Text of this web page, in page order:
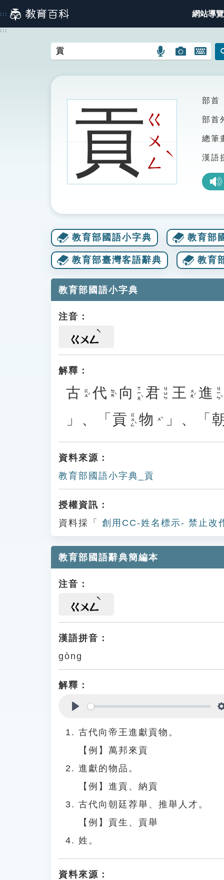
到
主
::: 網站導覽
:::
語
搜
圖
圖
搜
開
鍵
圖
貢ㄍ
ㄨ
ㄥ
ˋ
部首
部首
總筆
漢語
教育部國語小字典 教育部
教育部臺灣客語辭典 教育
教育部國語小字典
注音：
ㄍㄨㄥ
解釋：
古 ㄍㄨˇ 代 ㄉㄞˋ 向 ㄒㄧㄤˋ 君 ㄐㄩㄣ 王 ㄨㄤˊ 進 ㄐㄧㄣˋ
」、「 貢 ㄍㄨㄥˋ 物 ㄨˋ 」、「
資料來源：
教育部國語小字典_貢
授權資訊：
資料採「
創用CC-姓名標示- 禁止改
教育部國語辭典簡編本
注音：
ㄍㄨㄥ
漢語拼音：
gòng
解釋：
古代向帝王進獻貢物。
【例】萬邦來貢
進獻的物品。
【例】進貢、納貢
古代向朝廷荐舉、推舉人才。
【例】貢生、貢舉
姓。
資料來源：